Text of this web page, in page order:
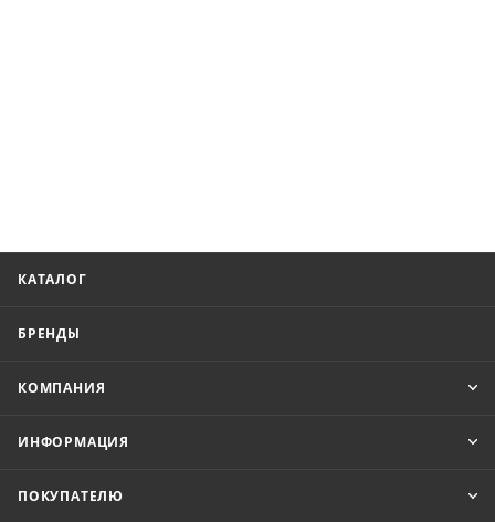
КАТАЛОГ
БРЕНДЫ
КОМПАНИЯ
ИНФОРМАЦИЯ
ПОКУПАТЕЛЮ